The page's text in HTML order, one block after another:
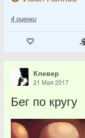
4 оценки
Клевер
21 Мая 2017
Бег по кругу